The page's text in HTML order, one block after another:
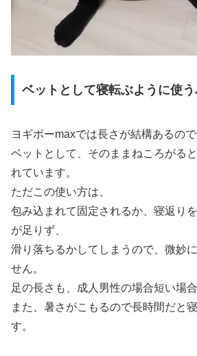
ベットとして寝転ぶように使
ヨギボーmaxでは長さが結構あるので
ベットとして、そのままねころがる
れています。
ただこの使い方は、
包み込まれて固定されるか、寝返り
が足りず、
滑り落ちるかしてしまうので、微妙
せん。
足の長さも、成人男性の場合短い場合
また、暑さがこもるので長時間だと
す。